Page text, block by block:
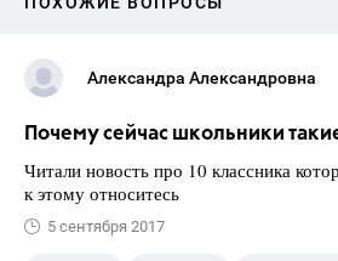
Александра Александровна
Почему сейчас школьники
Читали новость про 10 классника
к этому относитесь
5 сентября 2017